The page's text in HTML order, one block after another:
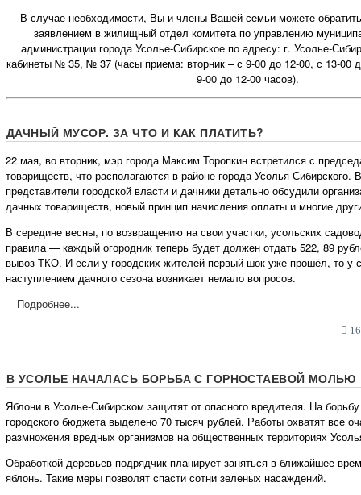
В случае необходимости, Вы и члены Вашей семьи можете
заявлением в жилищный отдел комитета по управлению
администрации города Усолье-Сибирское по адресу: г. Усолье-
кабинеты № 35, № 37 (часы приема: вторник – с 9-00 до 12-00, с 13-00
9-00 до 12-00 часов).
ДАЧНЫЙ МУСОР. ЗА ЧТО И КАК ПЛАТИТЬ?
22 мая, во вторник, мэр города Максим Торопкин встретился с
товариществ, что располагаются в районе города Усолья-Сибирского.
представители городской власти и дачники детально обсудили
дачных товариществ, новый принцип начисления оплаты и многие
В середине весны, по возвращению на свои участки, усольских
правила — каждый огородник теперь будет должен отдать 522, 89
вывоз ТКО. И если у городских жителей первый шок уже прошёл, то у
наступлением дачного сезона возникает немало вопросов.
Подробнее...
В УСОЛЬЕ НАЧАЛАСЬ БОРЬБА С ГОРНОСТАЕВОЙ МОЛЬЮ
Яблони в Усолье-Сибирском защитят от опасного вредителя. На
городского бюджета выделено 70 тысяч рублей. Работы охватят все
размножения вредных организмов на общественных территориях
Обработкой деревьев подрядчик планирует заняться в ближайшее
яблонь. Такие меры позволят спасти сотни зеленых насаждений.